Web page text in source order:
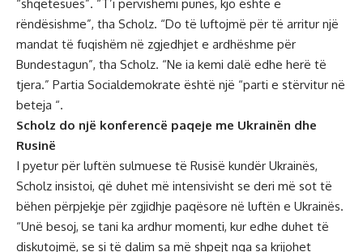
“shqetësues”. “T’i përvishemi punës, kjo është e
rëndësishme”, tha Scholz. “Do të luftojmë për të arritur një
mandat të fuqishëm në zgjedhjet e ardhëshme për
Bundestagun”, tha Scholz. “Ne ia kemi dalë edhe herë të
tjera.” Partia Socialdemokrate është një “parti e stërvitur në
beteja “.
Scholz do një konferencë paqeje me Ukrainën dhe
Rusinë
I pyetur për luftën sulmuese të Rusisë kundër Ukrainës,
Scholz insistoi, që duhet më intensivisht se deri më sot të
bëhen përpjekje për zgjidhje paqësore në luftën e Ukrainës.
“Unë besoj, se tani ka ardhur momenti, kur edhe duhet të
diskutojmë, se si të dalim sa më shpejt nga sa krijohet